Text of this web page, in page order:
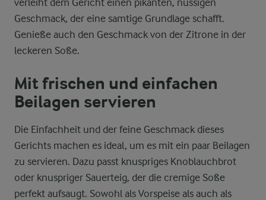
verleiht dem Gericht einen pikanten, nussigen
Geschmack, der eine samtige Grundlage schafft.
Genieße auch den Geschmack von der Zitrone in der
leckeren Soße.
Mit frischen und einfachen
Beilagen servieren
Die Einfachheit und der feine Geschmack dieses
Gerichts machen es ideal, um es mit ein paar Beilagen
zu servieren. Dazu passt knuspriges Knoblauchbrot
oder knuspriger Sauerteig, der die cremige Soße
perfekt aufsaugt. Sowohl als Vorspeise als auch als